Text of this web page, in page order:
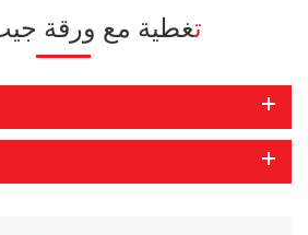
تغطية مع ورقة